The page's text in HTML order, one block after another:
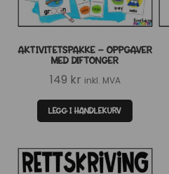
AKTIVITETSPAKKE – OPPGAVER
MED DIFTONGER
149 kr inkl. MVA
LEGG I HANDLEKURV